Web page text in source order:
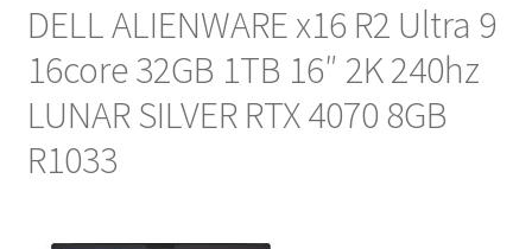
DELL ALIENWARE x16 R2 Ultra 9
16core 32GB 1TB 16″ 2K 240hz
LUNAR SILVER RTX 4070 8GB
R1033